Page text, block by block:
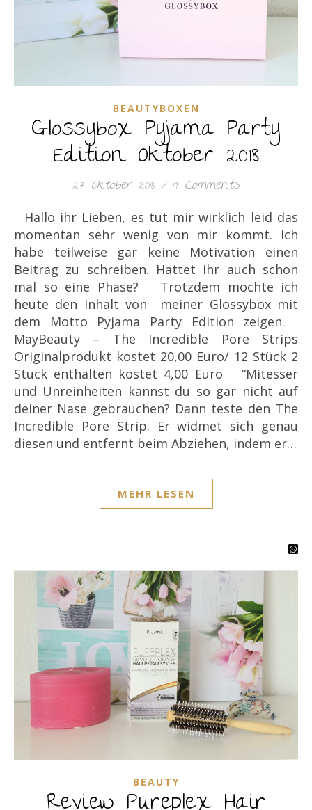
BEAUTYBOXEN
Glossybox Pyjama Party
Edition Oktober 2018
27. Oktober 2018 / 14 Comments
Hallo ihr Lieben, es tut mir wirklich leid das
momentan sehr wenig von mir kommt. Ich
habe teilweise gar keine Motivation einen
Beitrag zu schreiben. Hattet ihr auch schon
mal so eine Phase? Trotzdem möchte ich
heute den Inhalt von meiner Glossybox mit
dem Motto Pyjama Party Edition zeigen.
MayBeauty – The Incredible Pore Strips
Originalprodukt kostet 20,00 Euro/ 12 Stück 2
Stück enthalten kostet 4,00 Euro “Mitesser
und Unreinheiten kannst du so gar nicht auf
deiner Nase gebrauchen? Dann teste den The
Incredible Pore Strip. Er widmet sich genau
diesen und entfernt beim Abziehen, indem er…
MEHR LESEN
BEAUTY